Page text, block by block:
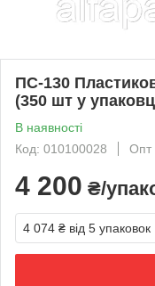
ПС-130
(350 шт у
В наявності
Код: 010100028
Опт
4 200 ₴/
4 074 ₴ від 5 упаковок